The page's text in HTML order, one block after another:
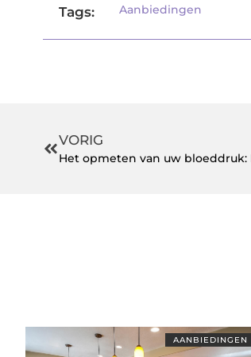
Tags: Aanbiedingen
VORIG
Het opmeten van uw
AANBIEDINGEN